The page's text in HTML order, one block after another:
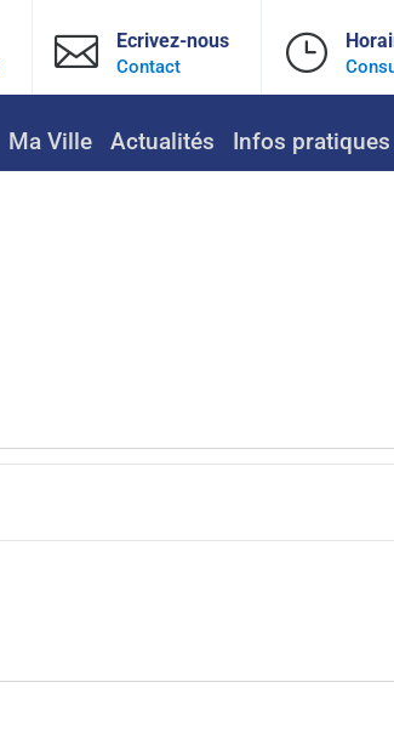
 Ecrivez-nous
Contact }
Ma Ville Actualités Infos pratiques